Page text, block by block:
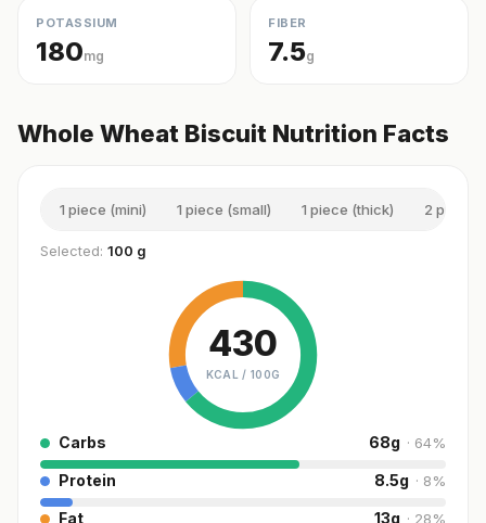
POTASSIUM
180mg
FIBER
7.5g
Whole Wheat Biscuit Nutrition Facts
1 piece (mini) 1 piece (small) 1 piece (thick) 2 piece
Selected: 100 g
430
KCAL / 100G
Carbs 68g · 64%
Protein 8.5g · 8%
Fat 13g · 28%